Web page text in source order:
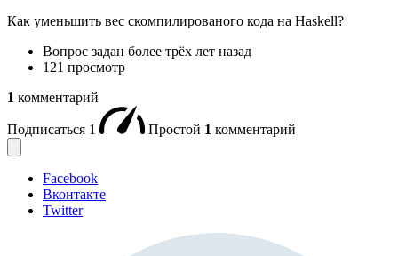
Как уменьшить вес скомпилированого кода на Haskell?
Вопрос задан более трёх лет назад
121 просмотр
1 комментарий
Подписаться 1 Простой 1 комментарий
Facebook
Вконтакте
Twitter